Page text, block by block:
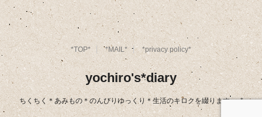
*TOP* *MAIL* *privacy policy*
yochiro's*diary
ちくちく＊あみもの＊のんびりゆっくり＊生活のキロクを綴ります｡｡｡*